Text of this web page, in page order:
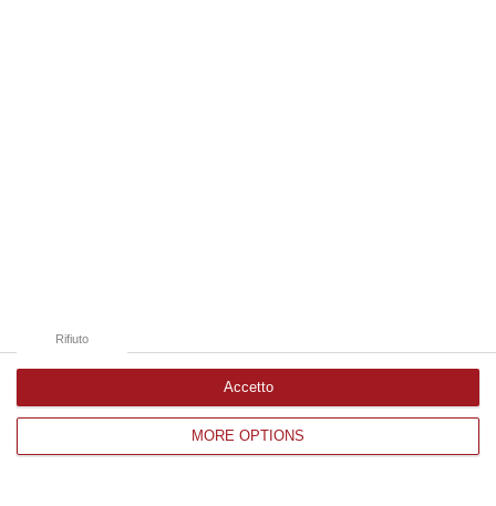
MORE OPTIONS
Rifiuto
Accetto
Corriere delle Calabria è una testata giornalistica di News&Com S.r.l